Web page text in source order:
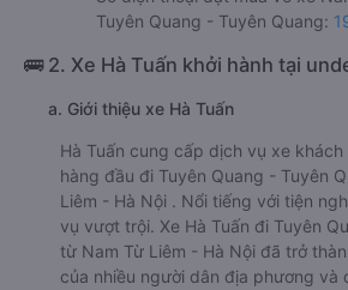
Tuyên Quang - Tuyên Quang:
🚌 2. Xe Hà Tuấn khởi hành tại
a. Giới thiệu xe Hà Tuấn
Hà Tuấn cung cấp dịch vụ xe khách
hàng đầu đi Tuyên Quang - Tuyên
Liêm - Hà Nội . Nổi tiếng với tiện
vụ vượt trội. Xe Hà Tuấn đi Tuyên
từ Nam Từ Liêm - Hà Nội đã trở
của nhiều người dân địa phương và